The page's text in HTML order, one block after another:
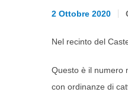
2 Ottobre 2020
Nel recinto del
Questo è il numero
con ordinanze di